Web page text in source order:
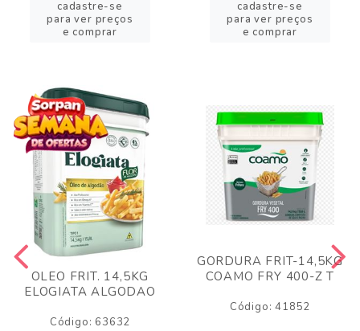
cadastre-se
para ver preços
e comprar
cadastre-se
para ver preços
e comprar
OLEO FRIT. 14,5KG
ELOGIATA ALGODAO
Código: 63632
GORDURA FRIT-14,5KG
COAMO FRY 400-Z T
Código: 41852